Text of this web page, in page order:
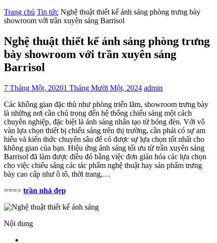
Trang chủ Tin tức Nghệ thuật thiết kế ánh sáng phòng trưng bày
showroom với trần xuyên sáng Barrisol
Nghệ thuật thiết kế ánh sáng phòng trưng
bày showroom với trần xuyên sáng
Barrisol
7 Tháng Một, 20201 Tháng Mười Một, 2024 admin
Các không gian đặc thù như phòng triển lãm, showroom trưng bày
là những nơi cần chú trọng đến hệ thống chiếu sáng một cách
chuyên nghiệp, đặc biệt là ánh sáng nhân tạo từ bóng đèn. Với vô
vàn lựa chọn thiết bị chiếu sáng trên thị trường, cần phải có sự am
hiểu và kiến thức chuyên sâu để có được sự lựa chọn tốt nhất cho
không gian của bạn. Hiệu ứng ánh sáng tối ưu từ trần xuyên sáng
Barrisol đã làm được điều đó bằng việc đơn giản hóa các lựa chọn
cho việc chiếu sáng các tác phẩm nghệ thuật hay sản phẩm trưng
bày cao cấp như ô tô, thời trang,…
===> trần nhà đẹp
Nội dung